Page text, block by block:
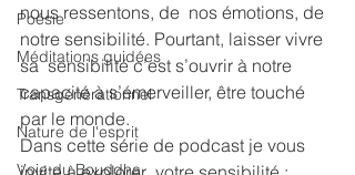
Poésie
Méditations guidées
Transgénérationnel
Nature de l'esprit
Voie du Bouddha
nous ressentons, de  nos émotions, de
notre sensibilité. Pourtant, laisser vivre
sa  sensibilité c’est s’ouvrir à notre
capacité à s’émerveiller, être touché
par le monde.
Dans cette série de podcast je vous